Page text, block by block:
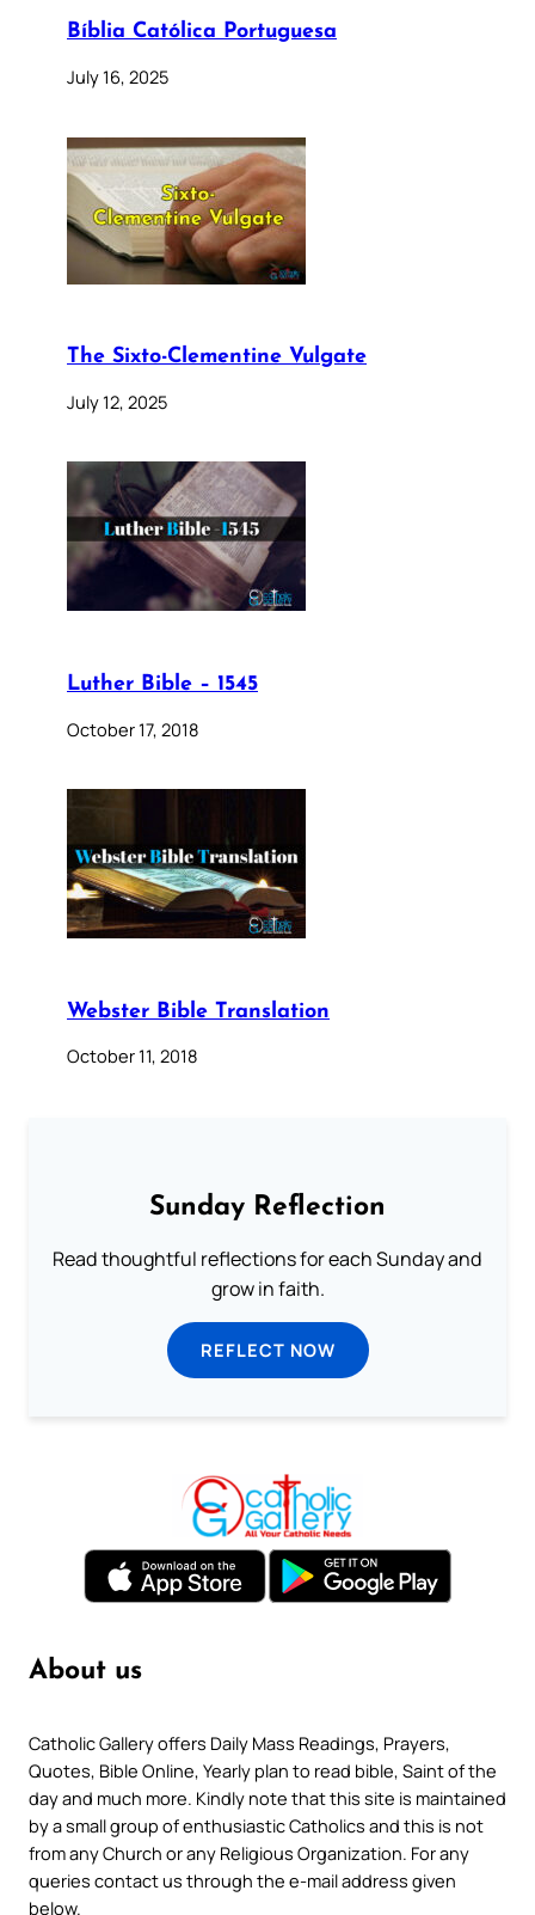
Bíblia Católica Portuguesa
July 16, 2025
The Sixto-Clementine Vulgate
July 12, 2025
Luther Bible – 1545
October 17, 2018
Webster Bible Translation
October 11, 2018
Sunday Reflection
Read thoughtful reflections for each Sunday and
grow in faith.
REFLECT NOW
About us
Catholic Gallery offers Daily Mass Readings, Prayers,
Quotes, Bible Online, Yearly plan to read bible, Saint of the
day and much more. Kindly note that this site is maintained
by a small group of enthusiastic Catholics and this is not
from any Church or any Religious Organization. For any
queries contact us through the e-mail address given
below.